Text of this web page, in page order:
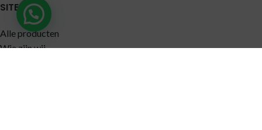
SITEMAP
Alle producten
Wie zijn wij